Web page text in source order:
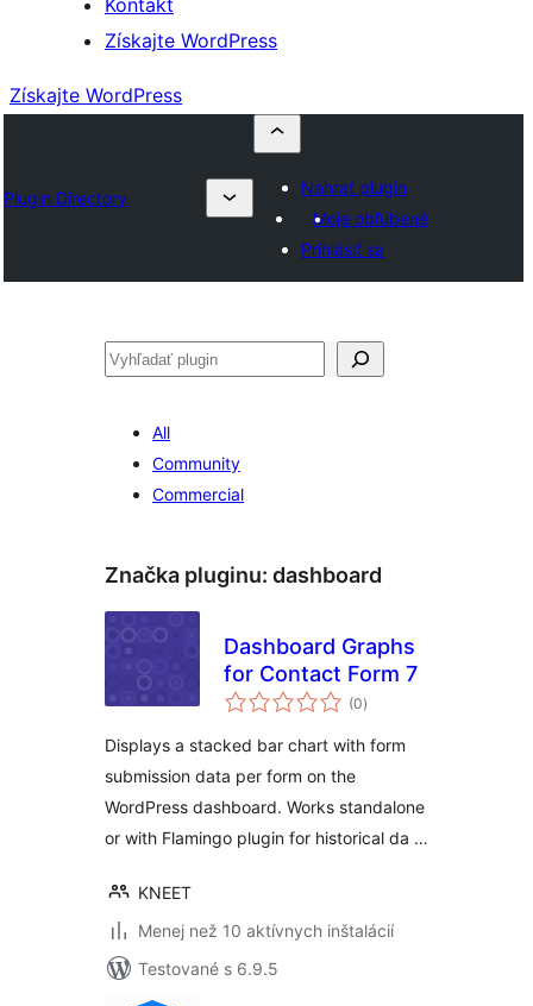
Kontakt
Získajte WordPress
Získajte WordPress
Plugin Directory
Nahrať plugin
Moje obľúbené
Prihlásiť sa
Hľadať
All
Community
Commercial
Značka pluginu: dashboard
Dashboard Graphs
for Contact Form 7
(0celkové
hodnotenie
)
Displays a stacked bar chart with form
submission data per form on the
WordPress dashboard. Works standalone
or with Flamingo plugin for historical da …
KNEET
Menej než 10 aktívnych inštalácií
Testované s 6.9.5